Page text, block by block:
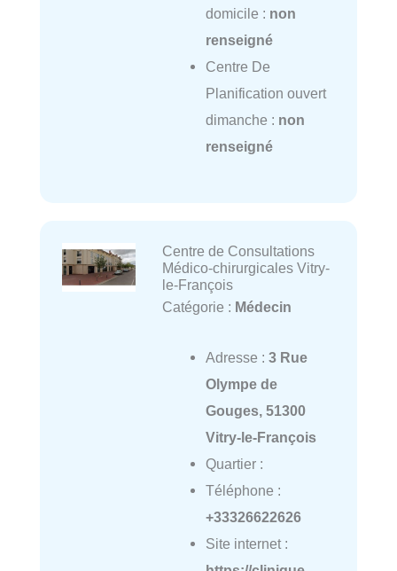
domicile : non
renseigné
Centre De
Planification ouvert
dimanche : non
renseigné
Centre de Consultations
Médico-chirurgicales Vitry-
le-François
Catégorie : Médecin
Adresse : 3 Rue
Olympe de
Gouges, 51300
Vitry-le-François
Quartier :
Téléphone :
+33326622626
Site internet :